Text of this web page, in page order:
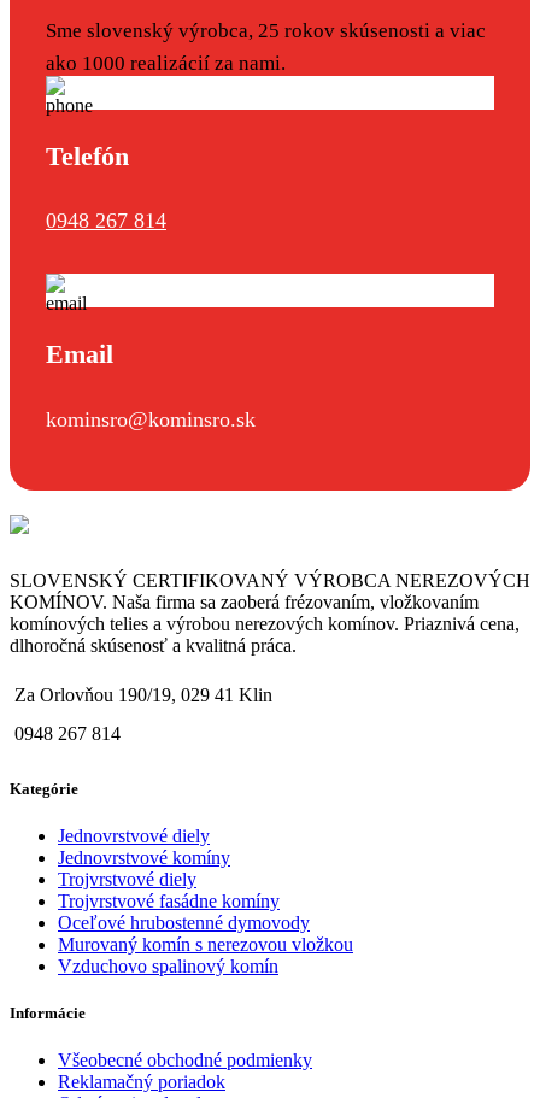
Sme slovenský výrobca, 25 rokov skúsenosti a viac
ako 1000 realizácií za nami.
Telefón
0948 267 814
Email
kominsro@kominsro.sk
SLOVENSKÝ CERTIFIKOVANÝ VÝROBCA NEREZOVÝCH
KOMÍNOV. Naša firma sa zaoberá frézovaním, vložkovaním
komínových telies a výrobou nerezových komínov. Priaznivá cena,
dlhoročná skúsenosť a kvalitná práca.
Za Orlovňou 190/19, 029 41 Klin
0948 267 814
Kategórie
Jednovrstvové diely
Jednovrstvové komíny
Trojvrstvové diely
Trojvrstvové fasádne komíny
Oceľové hrubostenné dymovody
Murovaný komín s nerezovou vložkou
Vzduchovo spalinový komín
Informácie
Všeobecné obchodné podmienky
Reklamačný poriadok